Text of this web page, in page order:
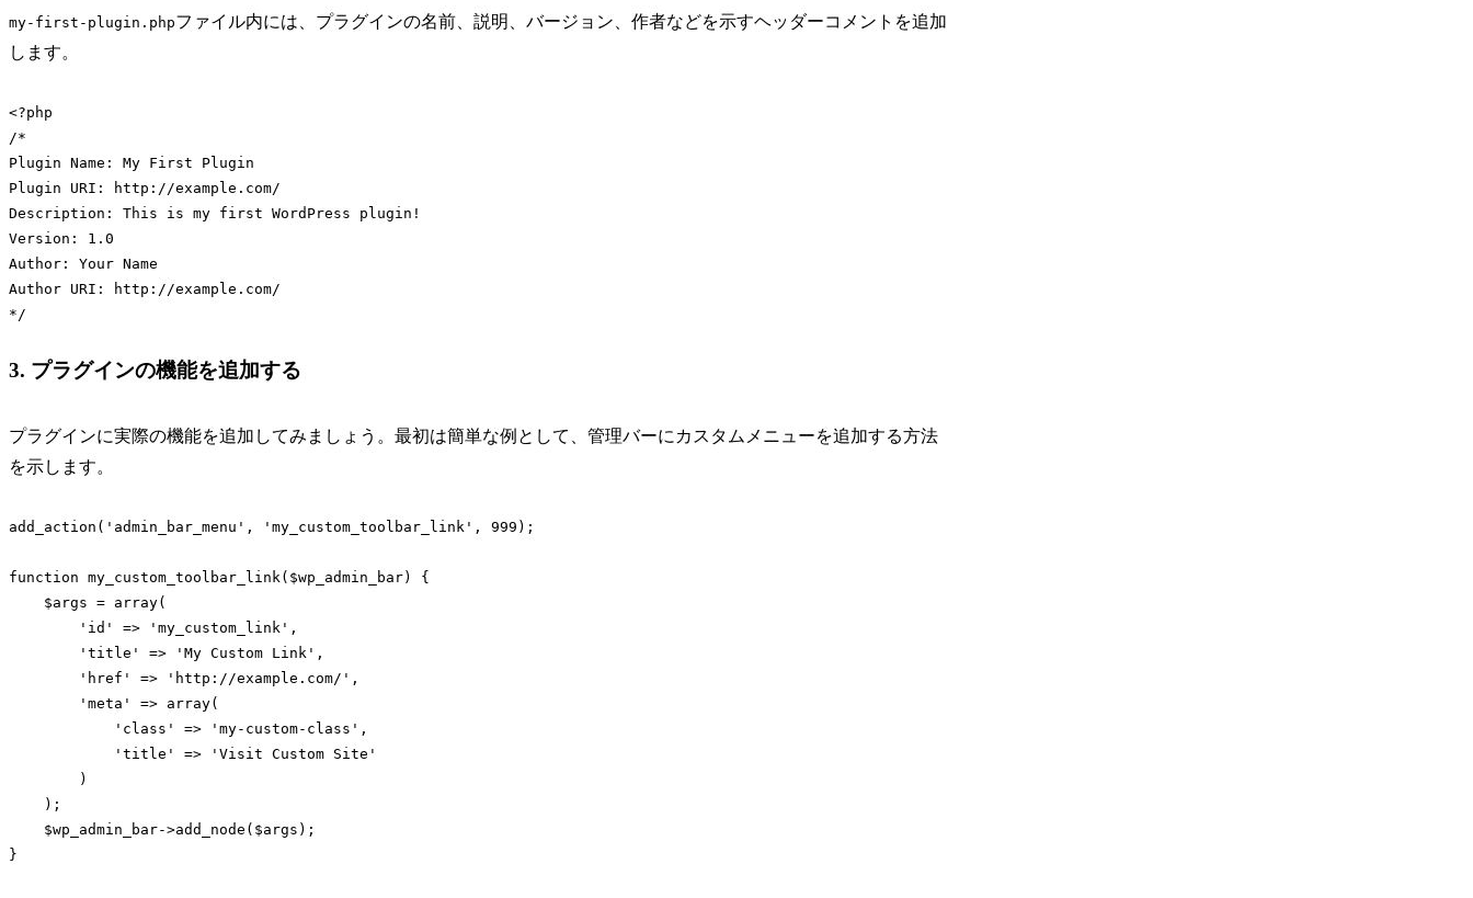
my-first-plugin.phpファイル内には、プラグインの名前、説明、バージョン、作者などを示すヘッダーコメントを追加
します。
<?php
/*
Plugin Name: My First Plugin
Plugin URI: http://example.com/
Description: This is my first WordPress plugin!
Version: 1.0
Author: Your Name
Author URI: http://example.com/
3. プラグインの機能を追加する
プラグインに実際の機能を追加してみましょう。最初は簡単な例として、管理バーにカスタムメニューを追加する方法
を示します。
add_action('admin_bar_menu', 'my_custom_toolbar_link', 999);
function my_custom_toolbar_link($wp_admin_bar) {
    $args = array(
        'id' => 'my_custom_link',
        'title' => 'My Custom Link',
        'href' => 'http://example.com/',
        'meta' => array(
            'class' => 'my-custom-class',
            'title' => 'Visit Custom Site'
        )
    );
    $wp_admin_bar->add_node($args);